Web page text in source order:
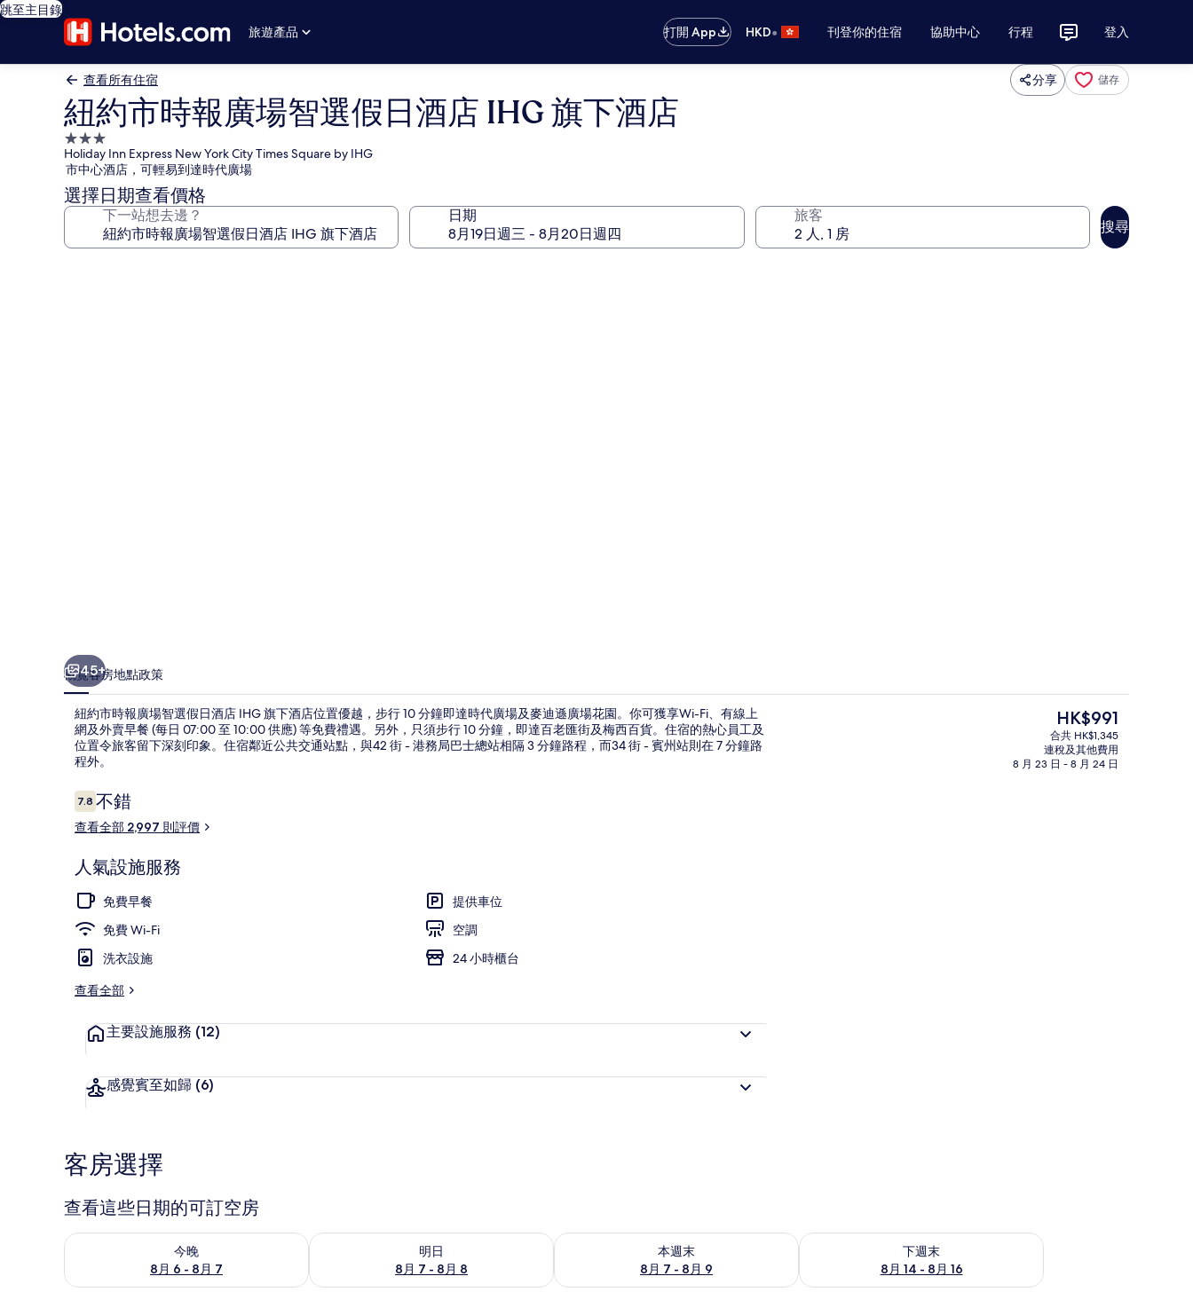
跳至主目錄
旅遊產品
打開 App HKD• 刊登你的住宿 協助中心 行程 登入
查看所有住宿 分享 儲存
紐約市時報廣場智選假日酒店 IHG 旗下酒店
3.0
星
級
住
宿
Holiday Inn Express New York City Times Square by IHG
市中心酒店，可輕易到達時代廣場
選擇日期查看價格
下一站想去邊？ 日期 旅客
搜尋
旗
下
酒
店
片
集
外觀
45+
概覽客房地點政策
紐約市時報廣場智選假日酒店 IHG 旗下酒店位置優越，步行 10 分鐘即達時代廣場及麥迪遜廣場花園。你可獲享Wi-Fi、有線上
網及外賣早餐 (每日 07:00 至 10:00 供應) 等免費禮遇。另外，只須步行 10 分鐘，即達百老匯街及梅西百貨。住宿的熱心員工及
位置令旅客留下深刻印象。住宿鄰近公共交通站點，與42 街 - 港務局巴士總站相隔 3 分鐘路程，而34 街 - 賓州站則在 7 分鐘路
程外。
評
價
7.87.8 分，滿分 10 分，
不錯
查看全部 2,997 則評價
人氣設施服務
免費早餐
提供車位
免費 Wi-Fi
空調
洗衣設施
24 小時櫃台
查看全部
主要設施服務 (12)
感覺賓至如歸 (6)
現
價
HK$991
HK$991
合共 HK$1,345
連稅及其他費用
8 月 23 日 - 8 月 24 日
客房選擇
查看這些日期的可訂空房
今晚
8月 6 - 8月 7
查看今晚 8月 6 - 8月 7的可訂空房
明日
8月 7 - 8月 8
查看明日 8月 7 - 8月 8的可訂空房
本週末
8月 7 - 8月 9
查看本週末 8月 7 - 8月 9的可訂空房
下週末
8月 14 - 8月 16
查看下週末 8月 14 - 8月 16的可訂空房